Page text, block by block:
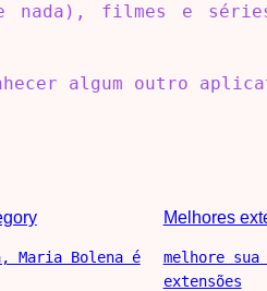
nada), filmes e
algum outro
Maria Bolena é
Melhores
melhore
extensões